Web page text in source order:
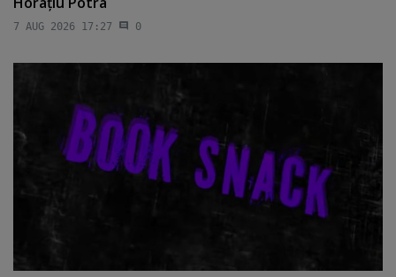
7 AUG 2026 17:27 0